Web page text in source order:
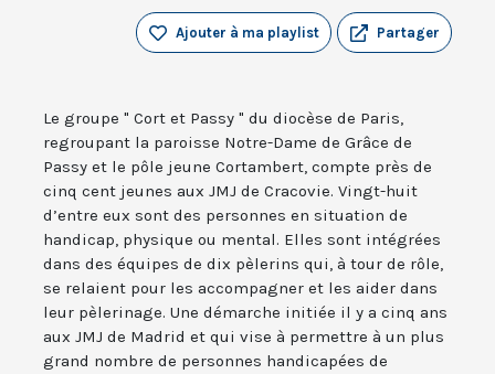
Partager
Ajouter à ma playlist
Le groupe " Cort et Passy " du diocèse de Paris,
regroupant la paroisse Notre-Dame de Grâce de
Passy et le pôle jeune Cortambert, compte près de
cinq cent jeunes aux JMJ de Cracovie. Vingt-huit
d’entre eux sont des personnes en situation de
handicap, physique ou mental. Elles sont intégrées
dans des équipes de dix pèlerins qui, à tour de rôle,
se relaient pour les accompagner et les aider dans
leur pèlerinage. Une démarche initiée il y a cinq ans
aux JMJ de Madrid et qui vise à permettre à un plus
grand nombre de personnes handicapées de